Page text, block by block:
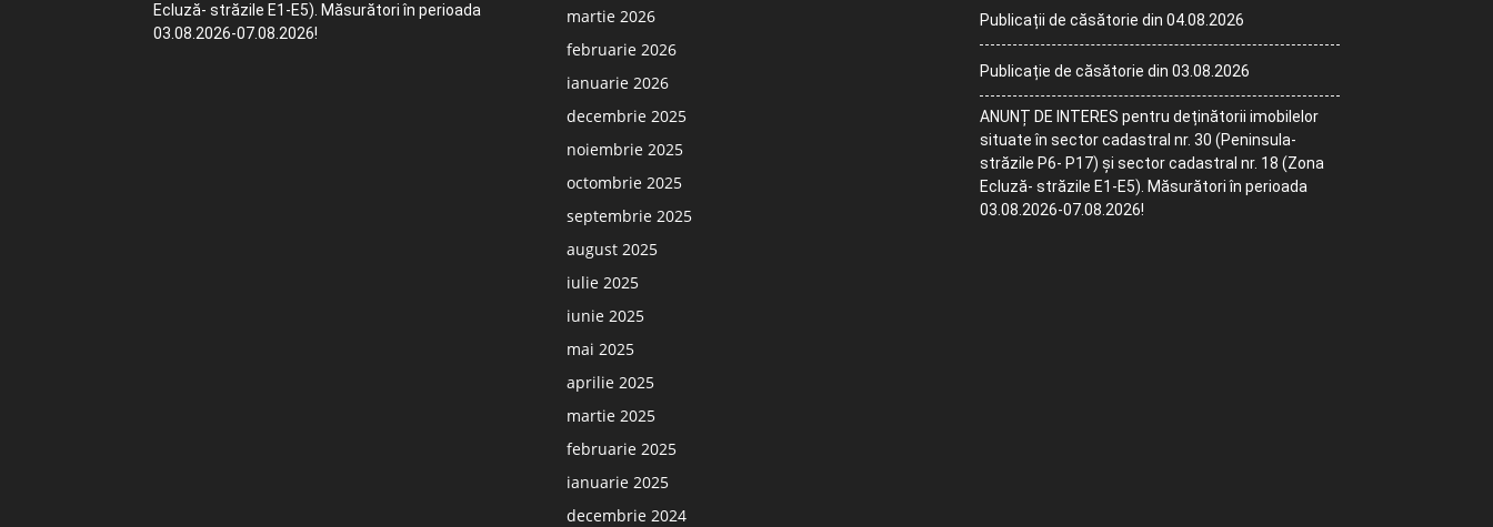
Ecluză- străzile E1-E5). Măsurători în perioada
03.08.2026-07.08.2026!
martie 2026
februarie 2026
ianuarie 2026
decembrie 2025
noiembrie 2025
octombrie 2025
septembrie 2025
august 2025
iulie 2025
iunie 2025
mai 2025
aprilie 2025
martie 2025
februarie 2025
ianuarie 2025
decembrie 2024
Publicații de căsătorie din 04.08.2026
Publicație de căsătorie din 03.08.2026
ANUNȚ DE INTERES pentru deținătorii imobilelor
situate în sector cadastral nr. 30 (Peninsula-
străzile P6- P17) și sector cadastral nr. 18 (Zona
Ecluză- străzile E1-E5). Măsurători în perioada
03.08.2026-07.08.2026!